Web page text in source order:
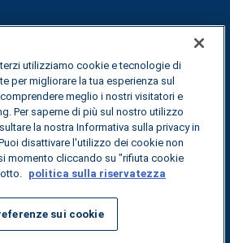
dei trasporti
utilizziamo cookie e tecnologie di
per migliorare la tua esperienza sul
meglio i nostri visitatori e
Per saperne di più sul nostro utilizzo
la nostra Informativa sulla privacy in
disattivare l'utilizzo dei cookie non
momento cliccando su "rifiuta cookie
politica sulla riservatezza
sui cookie